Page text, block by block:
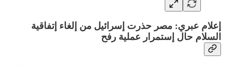
إعلام عبري: مصر حذرت إسرائيل من إلغاء إتفاقية
السلام حال إستمرار عملية رفح